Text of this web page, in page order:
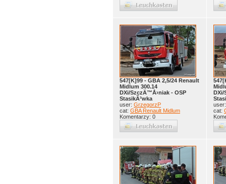
547[K]99 - GBA 2,5/24 Renault
Midlum 300.14
DXi/SzczÄ™Å›niak - OSP
StasikÃ³wka
user: GrzegorzP
cat: GBA Renault Midlum
Komentarzy: 0
DXi/
cat: